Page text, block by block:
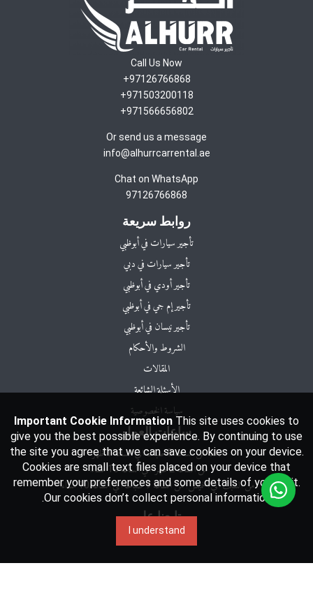
Call Us Now
97126766868+
971503200118+
971566656802+
Or send us a message
info@alhurrcarrental.ae
Chat on WhatsApp
97126766868
روابط سريعة
تأجير سيارات في أبوظبي
تأجير سيارات في دبي
تأجير أودي في أبوظبي
تأجير إم جي في أبوظبي
تأجير نيسان في أبوظبي
الشروط والأحكام
المقالات
الأسئلة الشائعة
سياسة الخصوصية
ساعات العمل
من السبت الي الخميس: من الساعة 9 صباحا اي الساعة 10 مساءا
تابعنا على
Important Cookie Information This site uses cookies to
give you the best possible experience. By continuing to use
the site you agree that we can save cookies on your device.
Cookies are small text files placed on your device that
remember your preferences and some details of your visit.
Our cookies don’t collect personal information.
I understand